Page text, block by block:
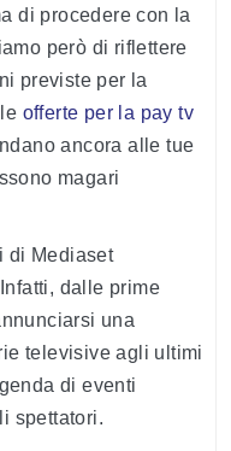
di procedere con la
però di riflettere
previste per la
offerte per la pay tv
ancora alle tue
magari
di Mediaset
dalle prime
una
televisive agli ultimi
di eventi
spettatori.